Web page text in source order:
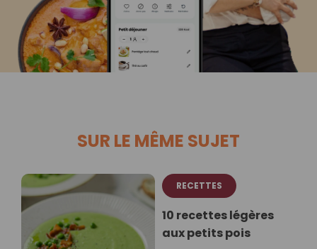
SUR LE MÊME SUJET
RECETTES
10 recettes légères
aux petits pois